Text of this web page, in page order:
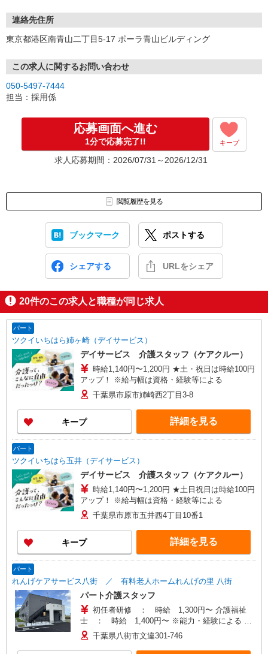
連絡先住所
東京都港区南青山二丁目5-17 ポーラ青山ビルディング
この求人に関するお問い合わせ
050-5497-7444
担当：採用係
応募画面へ進む
1分で応募完了!! キープ
求人応募期間：2026/07/31～2026/12/31
閲覧履歴を見る
ブックマーク ポストする
シェアする URLをシェア
20件のこの求人と職種が同じ求人
パート
ツクイいちはら姉ヶ崎（デイサービス）
デイサービス 介護スタッフ（ケアクルー）
時給1,140円〜1,200円 ★土・祝日は時給100円
アップ！ ※給与幅は資格・経験等による
千葉県市原市姉崎西2丁目3-8
キープ 詳細を見る
パート
ツクイいちはら五井（デイサービス）
デイサービス 介護スタッフ（ケアクルー）
時給1,140円〜1,200円 ★土日祝日は時給100円
アップ！ ※給与幅は資格・経験等による
千葉県市原市五井西4丁目10番1
キープ 詳細を見る
パート
れんげケアサービス八街 ／ 有料老人ホームれんげの里 八街
パート介護スタッフ
初任者研修 ： 時給 1,300円〜 介護福祉
士 ： 時給 1,400円〜 ※能力・経験による ※
処遇改善加算含む
千葉県八街市文違301‐746